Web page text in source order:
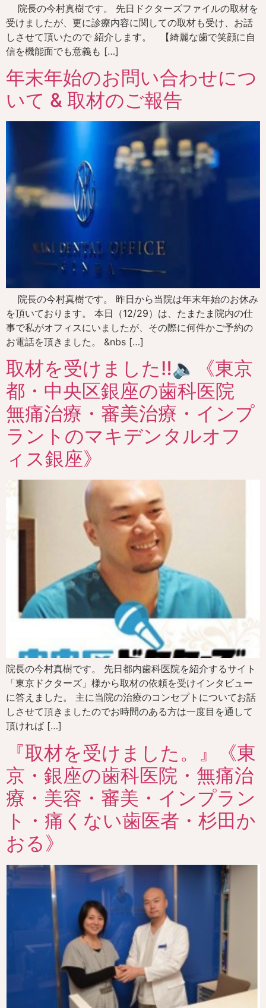
院長の今村真樹です。 先日ドクターズファイルの取材を
受けましたが、更に診療内容に関しての取材も受け、お話
しさせて頂いたので 紹介します。 【綺麗な歯で笑顔に自
信を機能面でも意義も […]
年末年始のお問い合わせにつ
いて & 取材のご報告
院長の今村真樹です。 昨日から当院は年末年始のお休み
を頂いております。 本日（12/29）は、たまたま院内の仕
事で私がオフィスにいましたが、その際に何件かご予約の
お電話を頂きました。 &nbs […]
取材を受けました‼️🔈《東京
都・中央区銀座の歯科医院
無痛治療・審美治療・インプ
ラントのマキデンタルオフ
ィス銀座》
院長の今村真樹です。 先日都内歯科医院を紹介するサイト
「東京ドクターズ」様から取材の依頼を受けインタビュー
に答えました。 主に当院の治療のコンセプトについてお話
しさせて頂きましたのでお時間のある方は一度目を通して
頂ければ […]
『取材を受けました。』《東
京・銀座の歯科医院・無痛治
療・美容・審美・インプラン
ト・痛くない歯医者・杉田か
おる》